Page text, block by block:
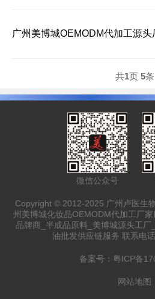
广州美博城OEMODM代加工源头
共1页 5条
微信公众号
Copyright © 2012-2025 广州卢医生
州美博城化妆品OEMODM代加工厂家
品牌商_半成品原料_美博城源头工
油批发供应链服务 联系电
备案号： 粤ICP备
网站地图